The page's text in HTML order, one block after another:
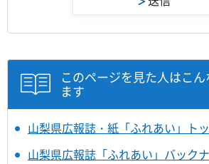
このページを見た人はこ
ます
山梨県広報誌・紙「ふれあい」ト
山梨県広報誌「ふれあい」バック